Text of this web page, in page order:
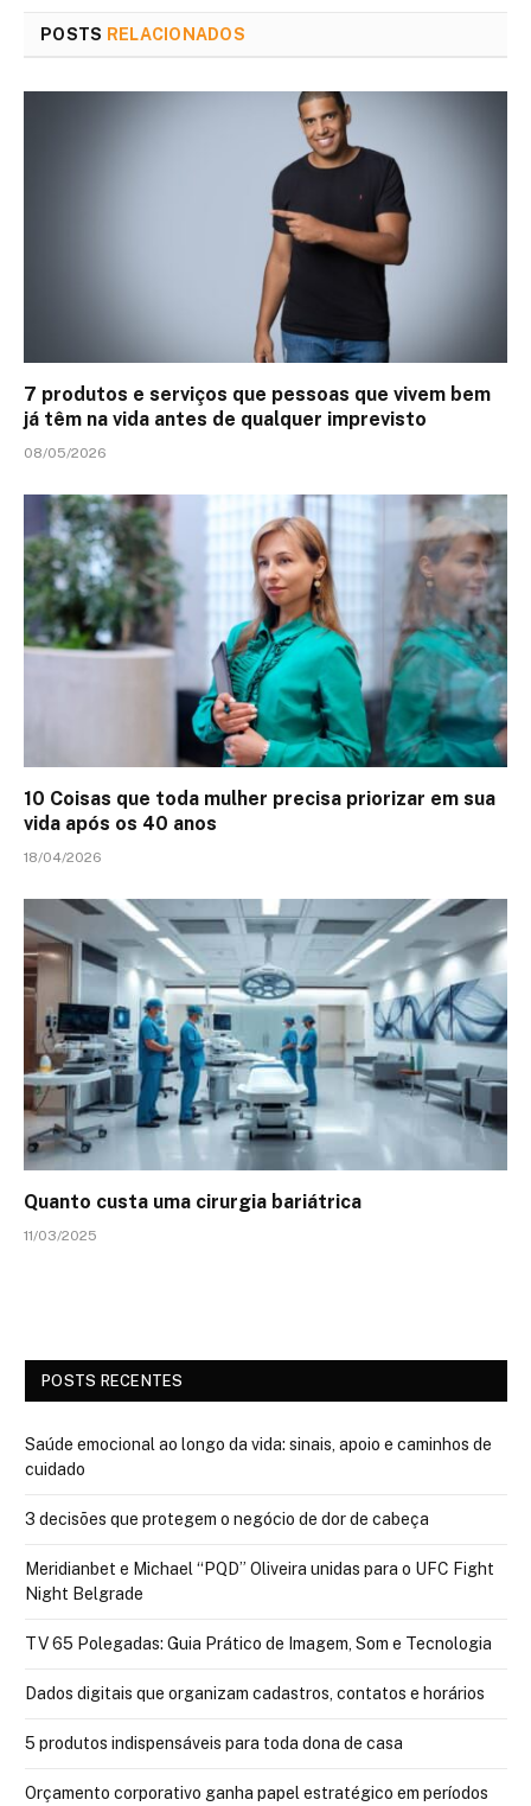
POSTS RELACIONADOS
7 produtos e serviços que pessoas que vivem bem
já têm na vida antes de qualquer imprevisto
08/05/2026
10 Coisas que toda mulher precisa priorizar em sua
vida após os 40 anos
18/04/2026
Quanto custa uma cirurgia bariátrica
11/03/2025
POSTS RECENTES
Saúde emocional ao longo da vida: sinais, apoio e caminhos de
cuidado
3 decisões que protegem o negócio de dor de cabeça
Meridianbet e Michael “PQD” Oliveira unidas para o UFC Fight
Night Belgrade
TV 65 Polegadas: Guia Prático de Imagem, Som e Tecnologia
Dados digitais que organizam cadastros, contatos e horários
5 produtos indispensáveis para toda dona de casa
Orçamento corporativo ganha papel estratégico em períodos